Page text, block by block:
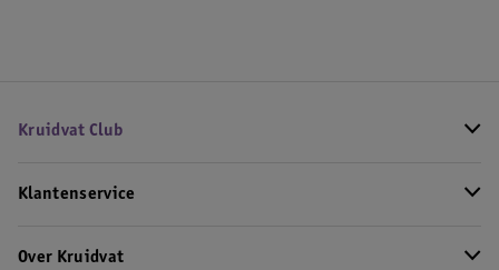
Kruidvat Club
Klantenservice
Over Kruidvat